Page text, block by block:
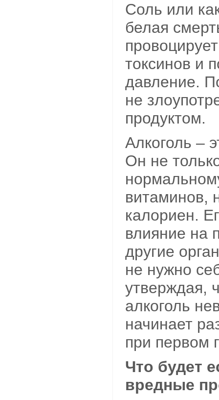
Соль или
белая
токсинов и
давление.
не
продуктом.
Алкоголь –
Он не
витаминов,
калориен.
влияние на
другие
не нужно
утверждая,
алкоголь
начинает
при первом
Что будет
вредные